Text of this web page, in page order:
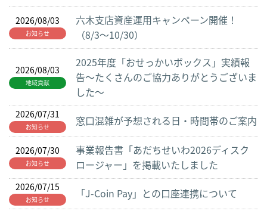
2026/08/03
お知らせ
六木支店資産運用キャンペーン開催！
（8/3～10/30）
2026/08/03
地域貢献
2025年度「おせっかいボックス」実績報
告～たくさんのご協力ありがとうございま
した～
2026/07/31
お知らせ 窓口混雑が予想される日・時間帯のご案内
2026/07/30
お知らせ
事業報告書「あだちせいわ2026ディスク
ロージャー」を掲載いたしました
2026/07/15
お知らせ 「J-Coin Pay」との口座連携について